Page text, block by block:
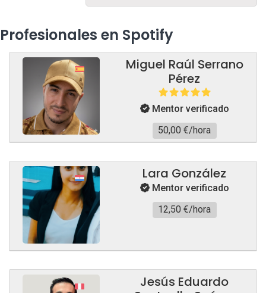
Profesionales en Spotify
Miguel Raúl Serrano
Pérez
Mentor verificado
50,00 €/hora
Lara González
Mentor verificado
12,50 €/hora
Jesús Eduardo